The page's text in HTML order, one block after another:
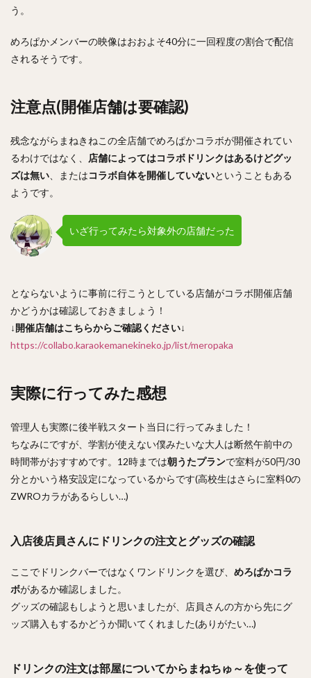
う。
めろぱかメンバーの映像はおおよそ40分に一回程度の割合で配信
されるそうです。
注意点(開催店舗は要確認)
残念ながらまねきねこの全店舗でめろぱかコラボが開催されてい
るわけではなく、
店舗によってはコラボドリンクはあるけどグッ
ズは無い 、またはコラボ自体を開催していないということもある
ようです。
いざ行ってみたら対象外の店舗だった
とならないように事前に行こうとしている店舗がコラボ開催店舗
かどうかは確認しておきましょう！
↓開催店舗はこちらからご確認ください↓
https://collabo.karaokemanekineko.jp/list/meropaka
実際に行ってみた感想
管理人も実際に後半戦スタート当日に行ってみました！
ちなみにですが、学割が使えない僕みたいな大人は断然午前中の
時間帯がおすすめです。12時までは朝うたプランで室料が50円/30
分とかいう格安設定になっているからです(高校生はさらに室料0の
ZWROカラがあるらしい…)
入店後店員さんにドリンクの注文とグッズの確認
ここでドリンクバーではなくワンドリンクを選び、 めろぱかコラ
ボがあるか確認しました。
グッズの確認もしようと思いましたが、店員さんの方から先にグ
ッズ購入もするかどうか聞いてくれました(ありがたい…)
ドリンクの注文は部屋についてからまねちゅ～を使って